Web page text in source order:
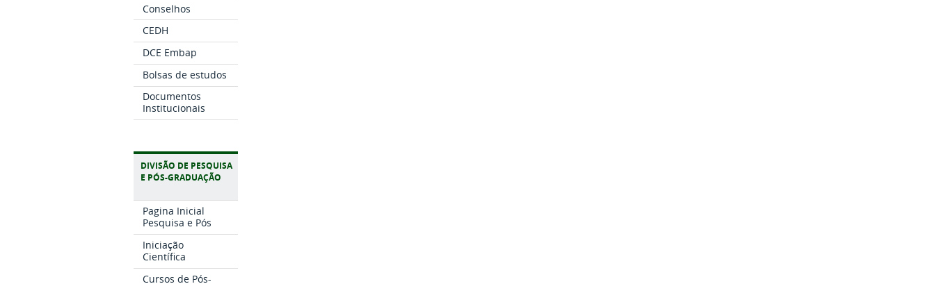
Conselhos
CEDH
DCE Embap
Bolsas de estudos
Documentos
Institucionais
DIVISÃO DE PESQUISA
E PÓS-GRADUAÇÃO
Pagina Inicial
Pesquisa e Pós
Iniciação
Científica
Cursos de Pós-